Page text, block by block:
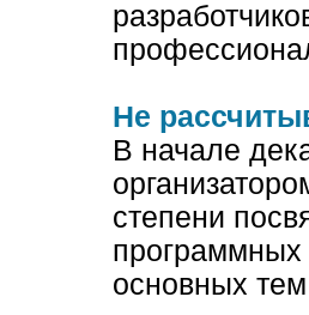
Не
В начале
степени
программных
основных